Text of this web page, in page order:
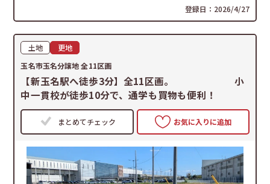
登録日：2026/4/27
土地
更地
玉名市玉名分譲地 全11区画
【新玉名駅へ徒歩3分】全11区画。 小
中一貫校が徒歩10分で、通学も買物も便利！
まとめてチェック お気に入りに追加